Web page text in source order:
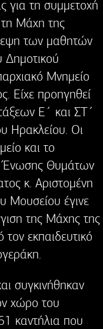
για τη συμμετοχή
Μάχη της
των μαθητών
Μνημείο
Είχε προηγηθεί
Ε΄ και ΣΤ΄
Ηρακλείου. Οι
και το
Ένωσης Θυμάτων
κ. Αριστομένη
Μουσείου έγινε
της Μάχης της
εκπαιδευτικό
συγκινήθηκαν
χώρο του
καντήλια που